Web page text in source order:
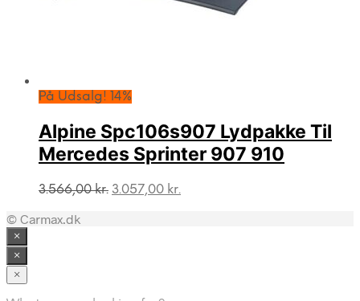
På Udsalg! 14%
Alpine Spc106s907 Lydpakke Til
Mercedes Sprinter 907 910
3.566,00kr. Den
3.057,00 kr.
© Carmax.dk
×
×
×